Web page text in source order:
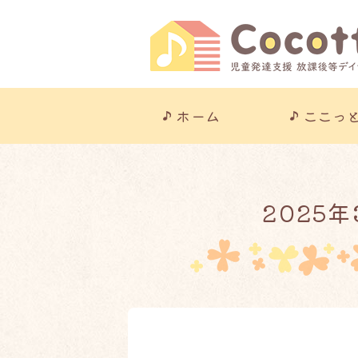
ホーム ここっ
2025年